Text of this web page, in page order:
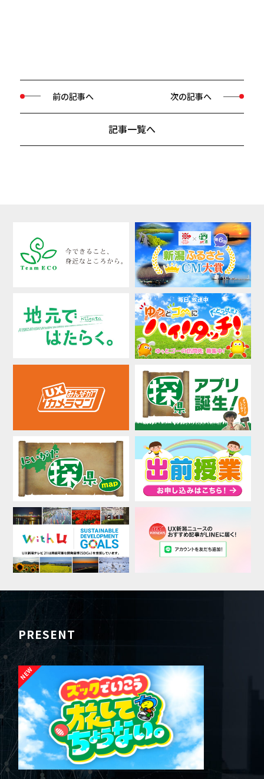
前の記事へ
記事一覧へ
次の記事へ
PRESENT